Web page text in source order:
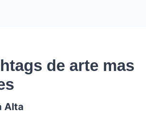
de arte mas
Alta